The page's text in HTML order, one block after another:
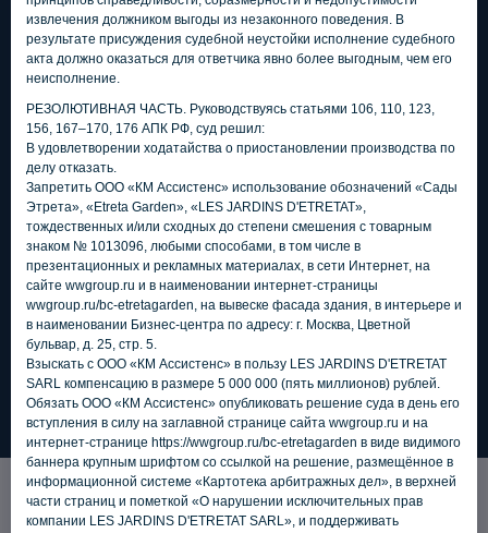
извлечения должником выгоды из незаконного поведения. В
результате присуждения судебной неустойки исполнение судебного
акта должно оказаться для ответчика явно более выгодным, чем его
неисполнение.
РЕЗОЛЮТИВНАЯ ЧАСТЬ. Руководствуясь статьями 106, 110, 123,
156, 167–170, 176 АПК РФ, суд решил:
В удовлетворении ходатайства о приостановлении производства по
делу отказать.
Запретить ООО «КМ Ассистенс» использование обозначений «Сады
Этрета», «Etreta Garden», «LES JARDINS D'ETRETAT»,
тождественных и/или сходных до степени смешения с товарным
знаком № 1013096, любыми способами, в том числе в
презентационных и рекламных материалах, в сети Интернет, на
сайте wwgroup.ru и в наименовании интернет-страницы
wwgroup.ru/bc-etretagarden, на вывеске фасада здания, в интерьере и
в наименовании Бизнес-центра по адресу: г. Москва, Цветной
бульвар, д. 25, стр. 5.
Взыскать с ООО «КМ Ассистенс» в пользу LES JARDINS D'ETRETAT
SARL компенсацию в размере 5 000 000 (пять миллионов) рублей.
Обязать ООО «КМ Ассистенс» опубликовать решение суда в день его
вступления в силу на заглавной странице сайта wwgroup.ru и на
интернет-странице https://wwgroup.ru/bc-etretagarden в виде видимого
баннера крупным шрифтом со ссылкой на решение, размещённое в
информационной системе «Картотека арбитражных дел», в верхней
части страниц и пометкой «О нарушении исключительных прав
компании LES JARDINS D'ETRETAT SARL», и поддерживать
Публикации в
СМИ